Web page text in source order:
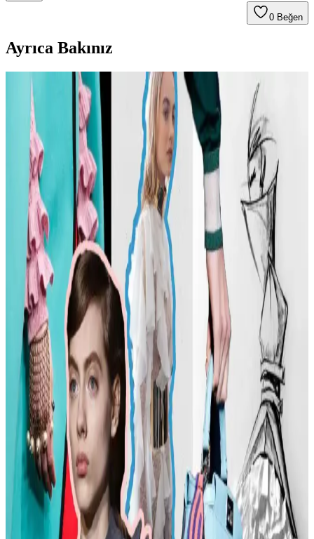
0 Beğen
Ayrıca Bakınız
Carolyn Bessette Kennedy Stili ve 90'lar
Minimalizminin Günümüzdeki Yansımaları
Carolyn Bessette Kennedy'nin 90'lar minimalizmini yansıtan stili,
fiziksel özelliklere dayalı popülerliği ve aşırı yüceltilmesiyle
tartışılıyor. Günümüzde moda daha fazla bireysellik ve çeşitlilik
arıyor.
Günlük Moda Soruları ve Stil Önerileri: Vücut
Tipine Uygun Kombinasyonlar ve Ayakkabı Seçimi
Moda ve stil, kişisel tercihlere göre şekillenir. Vücut tipine uygun
kıyafet seçimi, günlük kombin önerileri ve rahat ayakkabı
markalarıyla şıklığı yakalayın. İkinci el lüks ürün alımında dikkat
edilmesi gerekenler burada.
Kadın Modasında Beden Tipi, Sürdürülebilirlik ve
Mevsime Uygun Stil Önerileri
Kadın modasında beden tipine uygun kıyafet seçimi, sürdürülebilir
markalar ve mevsimsel kombin önerileri ele alınmaktadır. Estetik ve
konforu birleştiren pratik stil yaklaşımları sunulmaktadır.
Kadın Moda Tavsiyeleri: Günlük Stil Önerileri,
Vücut Şekline Uygun Giysiler ve Kombin İpuçları
Kadın modasında renk uyumu, vücut şekline uygun giysiler, rahat
ayakkabılar ve aksesuar seçimi gibi konularda pratik öneriler
sunulmaktadır. Stil ikonlarından ilham alınarak sürdürülebilir moda
tercihleri vurgulanıyor.
Kemer Tokalarının Moda ve Kültürel Anlamları:
Şehir ve Kırsal Alanlarda Algı Farkları